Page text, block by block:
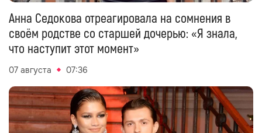
Анна Седокова отреагировала на сомнения в
своём родстве со старшей дочерью: «Я знала,
что наступит этот момент»
07 августа 07:36